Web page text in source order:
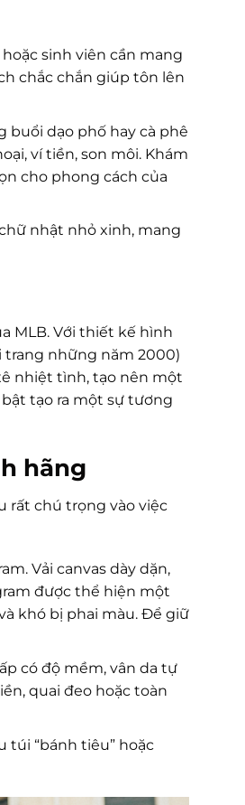
sinh viên cần mang
chắc chắn giúp tôn lên
buổi dạo phố hay cà phê
ví tiền, son môi. Khám
cho phong cách của
nhật nhỏ xinh, mang
MLB. Với thiết kế hình
trang những năm 2000)
nhiệt tình, tạo nên một
tạo ra một sự tương
hãng
rất chú trọng vào việc
Vải canvas dày dặn,
được thể hiện một
khó bị phai màu. Để giữ
có độ mềm, vân da tự
quai đeo hoặc toàn
túi “bánh tiêu” hoặc